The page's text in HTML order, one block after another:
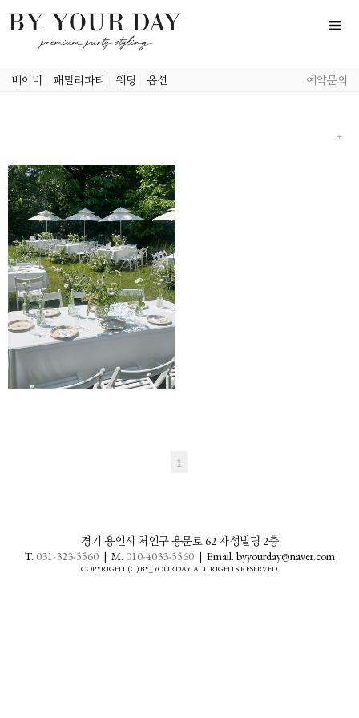
베이비 패밀리파티 웨딩 옵션 예약문의
1
경기 용인시 처인구 용문로 62 자성빌딩 2층
T. 031-323-5560| M. 010-4033-5560| Email. byyourday@naver.com
COPYRIGHT (C) BY_YOURDAY. ALL RIGHTS RESERVED.